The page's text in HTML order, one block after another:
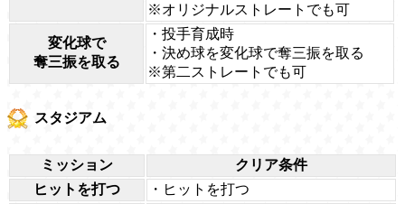
※オリジナルストレートでも可
変化球で
奪三振を取る
・投手育成時
・決め球を変化球で奪三振を取る
※第二ストレートでも可
スタジアム
ミッション
クリア条件
ヒットを打つ
・ヒットを打つ